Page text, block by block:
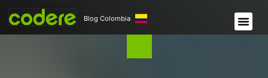
Blog Colombia